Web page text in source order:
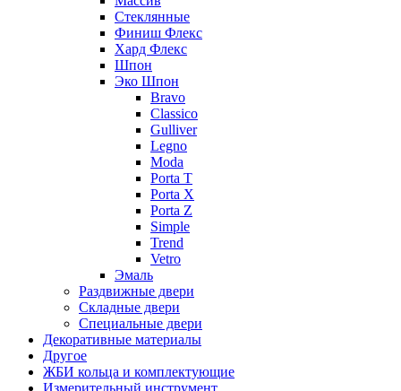
Стеклянные
Финиш Флекс
Хард Флекс
Шпон
Эко Шпон
Bravo
Classico
Gulliver
Legno
Moda
Porta T
Porta X
Porta Z
Simple
Trend
Vetro
Эмаль
Раздвижные двери
Складные двери
Специальные двери
Декоративные материалы
Другое
ЖБИ кольца и комплектующие
Измерительный инструмент